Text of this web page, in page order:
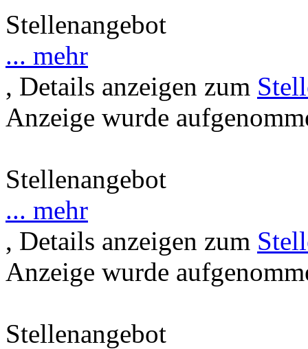
Stellenangebot
... mehr
, Details anzeigen zum
Anzeige wurde
Stellenangebot
... mehr
, Details anzeigen zum
Anzeige wurde
Stellenangebot